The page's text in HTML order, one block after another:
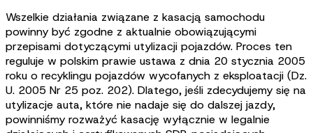
Wszelkie działania związane z kasacją samochodu
powinny być zgodne z aktualnie obowiązującymi
przepisami dotyczącymi utylizacji pojazdów. Proces ten
reguluje w polskim prawie ustawa z dnia 20 stycznia 2005
roku o recyklingu pojazdów wycofanych z eksploatacji (Dz.
U. 2005 Nr 25 poz. 202). Dlatego, jeśli zdecydujemy się na
utylizacje auta, które nie nadaje się do dalszej jazdy,
powinniśmy rozważyć kasację wyłącznie w legalnie